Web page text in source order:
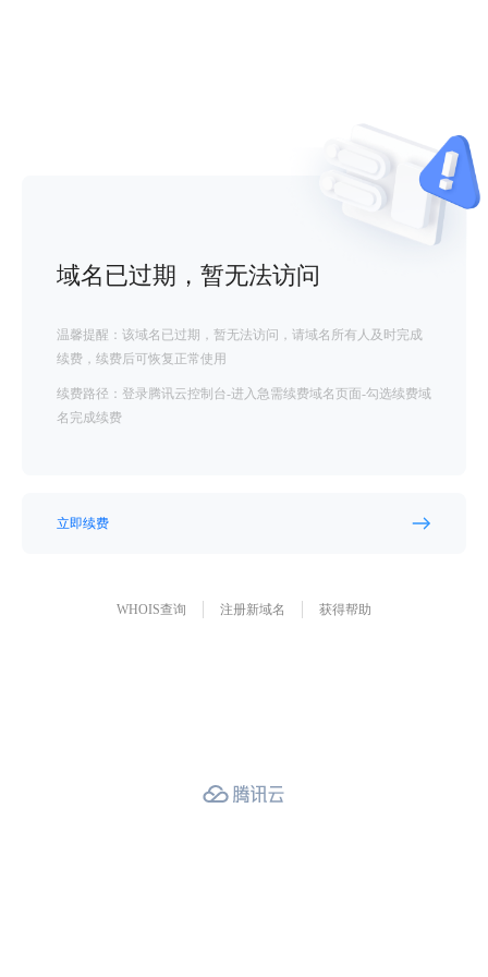
域名已过期，暂无法访问
温馨提醒：该域名已过期，暂无法访问，请域名所有人及时完成
续费，续费后可恢复正常使用
续费路径：登录腾讯云控制台-进入急需续费域名页面-勾选续费域
名完成续费
立即续费
WHOIS查询 注册新域名 获得帮助